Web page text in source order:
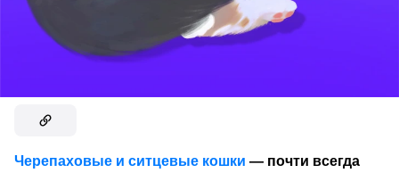
Черепаховые и ситцевые кошки — почти всегда